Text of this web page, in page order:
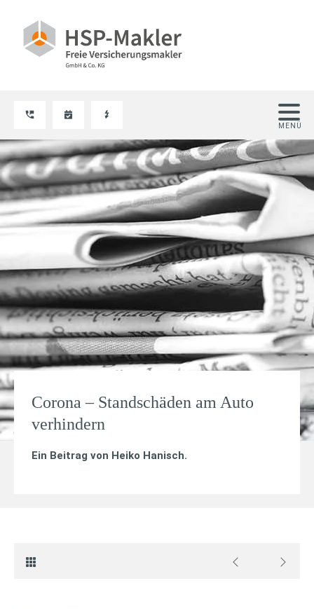
Corona – Standschäden am Auto
verhindern
Ein Beitrag von Heiko Hanisch.